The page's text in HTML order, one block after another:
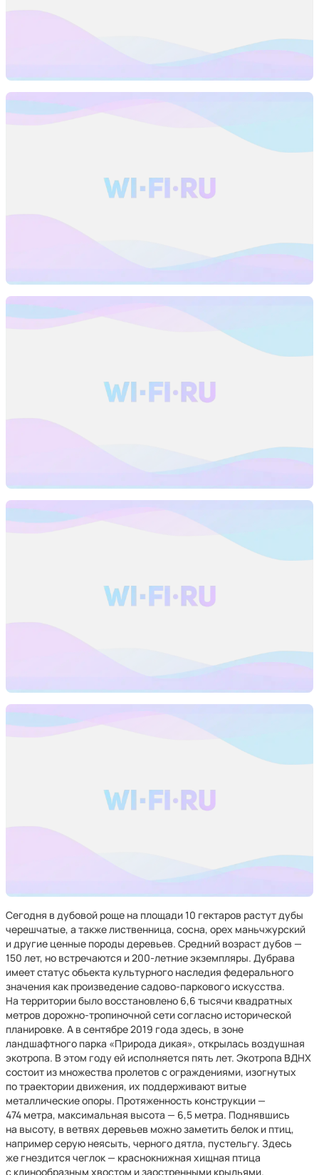
Сегодня в дубовой роще на площади 10 гектаров растут дубы
черешчатые, а также лиственница, сосна, орех маньчжурский
и другие ценные породы деревьев. Средний возраст дубов —
150 лет, но встречаются и 200-летние экземпляры. Дубрава
имеет статус объекта культурного наследия федерального
значения как произведение садово-паркового искусства.
На территории было восстановлено 6,6 тысячи квадратных
метров дорожно-тропиночной сети согласно исторической
планировке. А в сентябре 2019 года здесь, в зоне
ландшафтного парка «Природа дикая», открылась воздушная
экотропа. В этом году ей исполняется пять лет. Экотропа ВДНХ
состоит из множества пролетов с ограждениями, изогнутых
по траектории движения, их поддерживают витые
металлические опоры. Протяженность конструкции —
474 метра, максимальная высота — 6,5 метра. Поднявшись
на высоту, в ветвях деревьев можно заметить белок и птиц,
например серую неясыть, черного дятла, пустельгу. Здесь
же гнездится чеглок — краснокнижная хищная птица
с клинообразным хвостом и заостренными крыльями.